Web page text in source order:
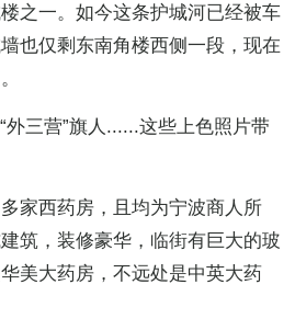
之一。如今这条护城河已经被车
也仅剩东南角楼西侧一段，现在
家西药房，且均为宁波商人所
筑，装修豪华，临街有巨大的玻
美大药房，不远处是中英大药